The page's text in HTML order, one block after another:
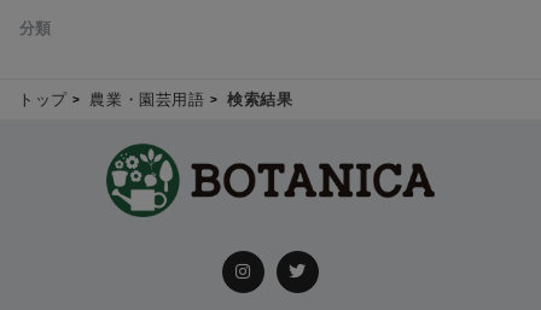
分類
トップ 農業・園芸用語 検索結果